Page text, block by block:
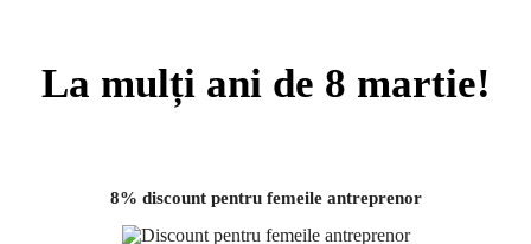
La mulți ani de 8 martie!
8% discount pentru femeile antreprenor